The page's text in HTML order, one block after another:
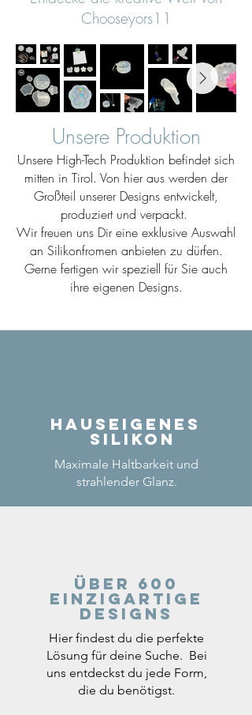
Chooseyors11
Unsere Produktion
Unsere High-Tech Produktion befindet sich
mitten in Tirol. Von hier aus werden der
Großteil unserer Designs entwickelt,
produziert und verpackt.
Wir freuen uns Dir eine exklusive Auswahl
an Silikonfromen anbieten zu dürfen.
Gerne fertigen wir speziell für Sie auch
ihre eigenen Designs.
Hauseigenes
Silikon
Maximale Haltbarkeit und
strahlender Glanz.
Über 600
einzigartige
Designs
Hier findest du die perfekte
Lösung für deine Suche. Bei
uns entdeckst du jede Form,
die du benötigst.